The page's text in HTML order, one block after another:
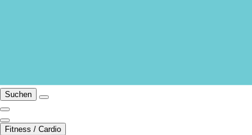
Suchen
Fitness / Cardio